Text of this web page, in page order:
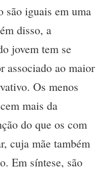
são iguais em uma
disso, a
jovem tem se
associado ao maior
Os menos
mais da
do que os com
cuja mãe também
Em síntese, são